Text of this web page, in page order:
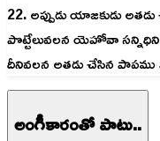
22. అప్పుడు యాజకుడు
పొట్టేలువలన యెహోవా సన్నిధిని
దీనివలన అతడు చేసిన పాపము
అంగీకారంతో పాటు..